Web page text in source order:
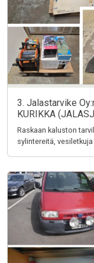
3. Jalastarvike
KURIKKA
Raskaan kaluston
sylintereitä,